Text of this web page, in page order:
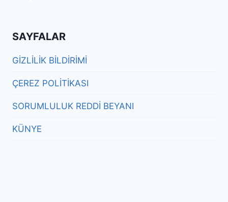
SAYFALAR
GİZLİLİK BİLDİRİMİ
ÇEREZ POLİTİKASI
SORUMLULUK REDDİ BEYANI
KÜNYE